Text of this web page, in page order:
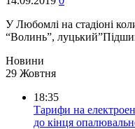
У Любомлі на стадіоні
“Волинь”,
Новини
29 Жовтня
18:35
Тарифи на
до кінця